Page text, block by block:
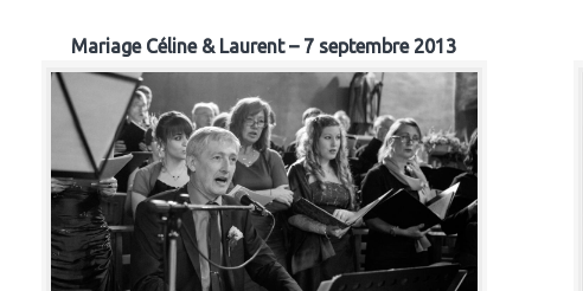
Mariage Céline & Laurent – 7 septembre 2013